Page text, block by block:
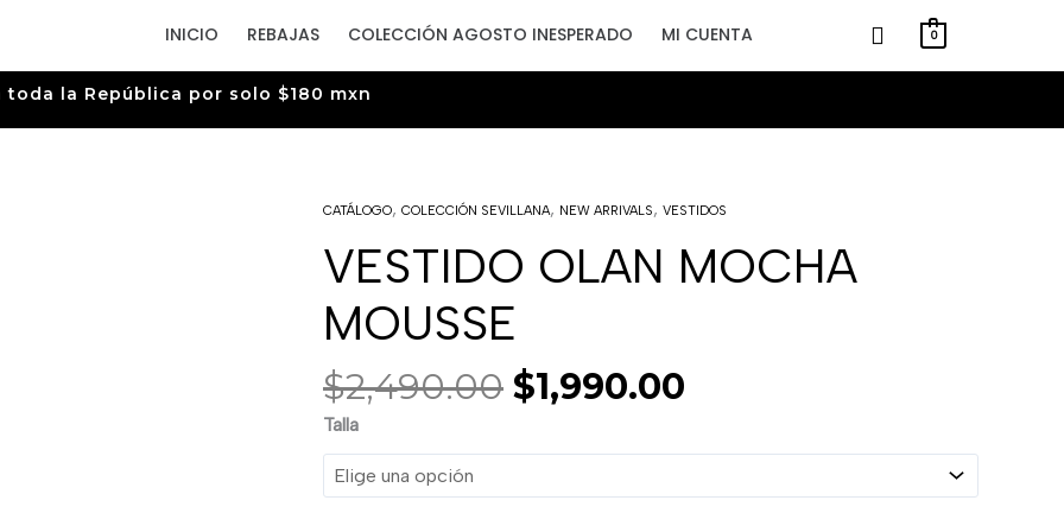
INICIO REBAJAS COLECCIÓN AGOSTO INESPERADO MI CUENTA 0
toda la República por solo $180 mxn
CATÁLOGO, COLECCIÓN SEVILLANA, NEW ARRIVALS, VESTIDOS
VESTIDO OLAN MOCHA
MOUSSE
$2,490.00
El
original
era:
$2,490.00.
$1,990.00
El
actual
es:
Talla
VESTIDO
MOCHA
MOUSSE
cantidad